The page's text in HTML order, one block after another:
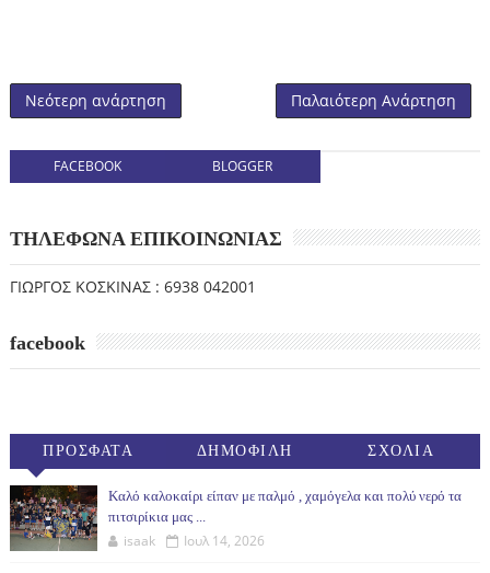
Νεότερη ανάρτηση Παλαιότερη Ανάρτηση
FACEBOOK BLOGGER
ΤΗΛΕΦΩΝΑ ΕΠΙΚΟΙΝΩΝΙΑΣ
ΓΙΩΡΓΟΣ ΚΟΣΚΙΝΑΣ : 6938 042001
facebook
ΠΡΟΣΦΑΤΑ ΔΗΜΟΦΙΛΗ ΣΧΟΛΙΑ
Καλό καλοκαίρι είπαν με παλμό , χαμόγελα και πολύ νερό τα
πιτσιρίκια μας ...
isaak Ιουλ 14, 2026